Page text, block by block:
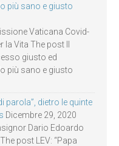
più sano e giusto
Vaticana Covid-
la Vita The post Il
giusto ed
più sano e giusto
parola”, dietro le quinte
Dicembre 29, 2020
Dario Edoardo
post LEV: “Papa